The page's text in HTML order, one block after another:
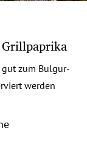
zum Bulgur-
werden